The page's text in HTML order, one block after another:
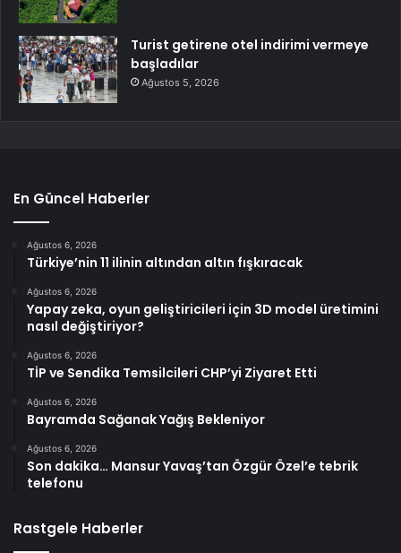
Turist getirene otel indirimi vermeye
başladılar
Ağustos 5, 2026
En Güncel Haberler
Ağustos 6, 2026
Türkiye’nin 11 ilinin altından altın fışkıracak
Ağustos 6, 2026
Yapay zeka, oyun geliştiricileri için 3D model üretimini
nasıl değiştiriyor?
Ağustos 6, 2026
TİP ve Sendika Temsilcileri CHP’yi Ziyaret Etti
Ağustos 6, 2026
Bayramda Sağanak Yağış Bekleniyor
Ağustos 6, 2026
Son dakika… Mansur Yavaş’tan Özgür Özel’e tebrik
telefonu
Rastgele Haberler